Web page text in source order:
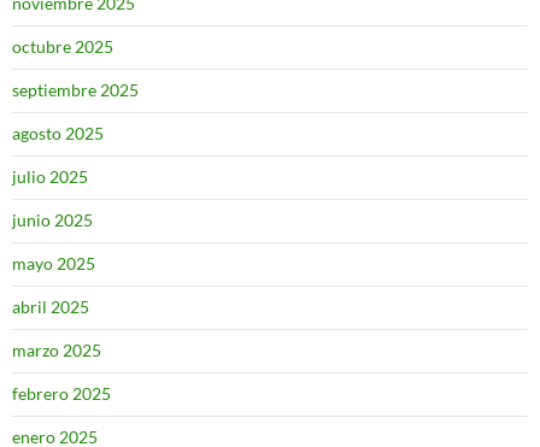
octubre 2025
septiembre 2025
agosto 2025
julio 2025
junio 2025
mayo 2025
abril 2025
marzo 2025
febrero 2025
enero 2025